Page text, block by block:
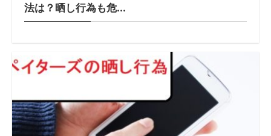
法は？晒し行為も危...